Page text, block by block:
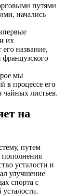
путями
начались
их
название,
французского
мы
в процессе его
чайных листьев.
на
путем
пополнения
усталости и
улучшение
спорта с